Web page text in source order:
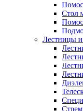
Стол
Лестницы и